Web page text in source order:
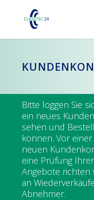
Products
Bitte loggen Sie
ein neues
sehen und
können. Vor
neuen
eine Prüfung
Angebote richten
an
Abnehmer.